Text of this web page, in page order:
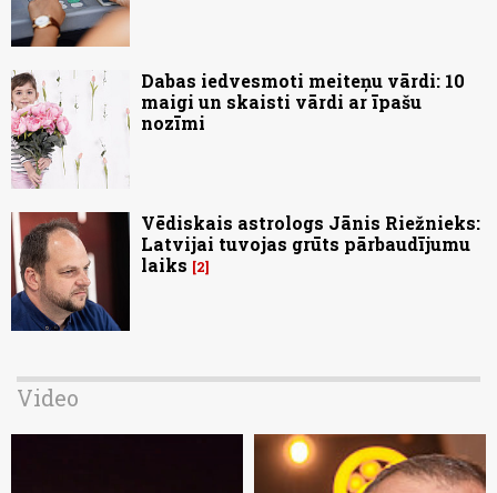
Dabas iedvesmoti meiteņu vārdi: 10
maigi un skaisti vārdi ar īpašu
nozīmi
Vēdiskais astrologs Jānis Riežnieks:
Latvijai tuvojas grūts pārbaudījumu
laiks
2
Video